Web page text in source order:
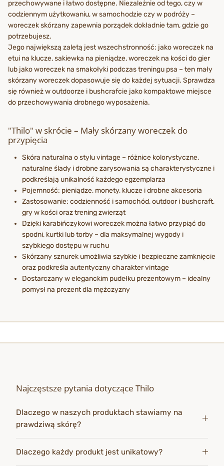
przechowywane i łatwo dostępne. Niezależnie od tego, czy w
codziennym użytkowaniu, w samochodzie czy w podróży –
woreczek skórzany zapewnia porządek dokładnie tam, gdzie go
potrzebujesz.
Jego największą zaletą jest wszechstronność: jako woreczek na
etui na klucze, sakiewka na pieniądze, woreczek na kości do gier
lub jako woreczek na smakołyki podczas treningu psa – ten mały
skórzany woreczek dopasowuje się do każdej sytuacji. Sprawdza
się również w outdoorze i bushcrafcie jako kompaktowe miejsce
do przechowywania drobnego wyposażenia.
"Thilo" w skrócie – Mały skórzany woreczek do
przypięcia
Skóra naturalna o stylu vintage – różnice kolorystyczne,
naturalne ślady i drobne zarysowania są charakterystyczne i
podkreślają unikalność każdego egzemplarza
Pojemność: pieniądze, monety, klucze i drobne akcesoria
Zastosowanie: codzienność i samochód, outdoor i bushcraft,
gry w kości oraz trening zwierząt
Dzięki karabińczykowi woreczek można łatwo przypiąć do
spodni, kurtki lub torby – dla maksymalnej wygody i
szybkiego dostępu w ruchu
Skórzany sznurek umożliwia szybkie i bezpieczne zamknięcie
oraz podkreśla autentyczny charakter vintage
Dostarczany w eleganckim pudełku prezentowym – idealny
pomysł na prezent dla mężczyzny
Najczęstsze pytania dotyczące Thilo
Dlaczego w naszych produktach stawiamy na
prawdziwą skórę?
Dlaczego każdy produkt jest unikatowy?